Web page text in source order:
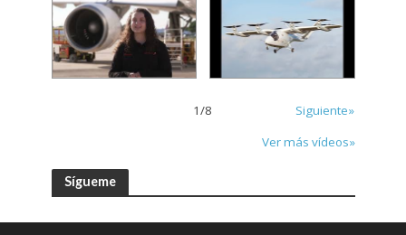
1/8
Siguiente»
Ver más vídeos»
Sígueme